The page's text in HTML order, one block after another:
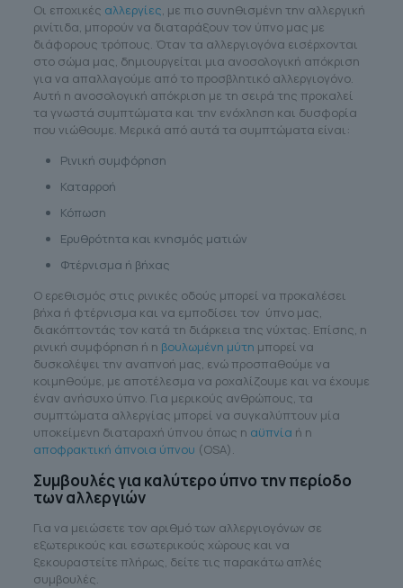
Οι εποχικές αλλεργίες, με πιο συνηθισμένη την αλλεργική
ρινίτιδα, μπορούν να διαταράξουν τον ύπνο μας με
διάφορους τρόπους. Όταν τα αλλεργιογόνα εισέρχονται
στο σώμα μας, δημιουργείται μια ανοσολογική απόκριση
για να απαλλαγούμε από το προσβλητικό αλλεργιογόνο.
Αυτή η ανοσολογική απόκριση με τη σειρά της προκαλεί
τα γνωστά συμπτώματα και την ενόχληση και δυσφορία
που νιώθουμε. Μερικά από αυτά τα συμπτώματα είναι:
Ρινική συμφόρηση
Καταρροή
Κόπωση
Ερυθρότητα και κνησμός ματιών
Φτέρνισμα ή βήχας
Ο ερεθισμός στις ρινικές οδούς μπορεί να προκαλέσει
βήχα ή φτέρνισμα και να εμποδίσει τον ύπνο μας,
διακόπτοντάς τον κατά τη διάρκεια της νύχτας. Επίσης, η
ρινική συμφόρηση ή η βουλωμένη μύτη μπορεί να
δυσκολέψει την αναπνοή μας, ενώ προσπαθούμε να
κοιμηθούμε, με αποτέλεσμα να ροχαλίζουμε και να έχουμε
έναν ανήσυχο ύπνο. Για μερικούς ανθρώπους, τα
συμπτώματα αλλεργίας μπορεί να συγκαλύπτουν μία
υποκείμενη διαταραχή ύπνου όπως η αϋπνία ή η
αποφρακτική άπνοια ύπνου (OSA).
Συμβουλές για καλύτερο ύπνο την περίοδο
των αλλεργιών
Για να μειώσετε τον αριθμό των αλλεργιογόνων σε
εξωτερικούς και εσωτερικούς χώρους και να
ξεκουραστείτε πλήρως, δείτε τις παρακάτω απλές
συμβουλές.